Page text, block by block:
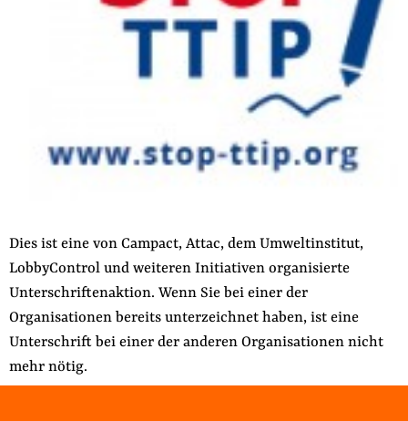
Dies ist eine von Campact, Attac, dem Umweltinstitut,
LobbyControl und weiteren Initiativen organisierte
Unterschriftenaktion. Wenn Sie bei einer der
Organisationen bereits unterzeichnet haben, ist eine
Unterschrift bei einer der anderen Organisationen nicht
mehr nötig.